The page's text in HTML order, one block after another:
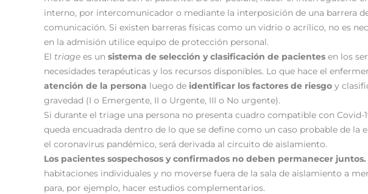
interno, por intercomunicador o mediante la interposición de una barrera
comunicación. Si existen barreras físicas como un vidrio o acrílico, no es
en la admisión utilice equipo de protección personal.
El triage es un sistema de selección y clasificación de pacientes en los
necesidades terapéuticas y los recursos disponibles. Lo que hace el
atención de la persona luego de identificar los factores de riesgo y
gravedad (I o Emergente, II o Urgente, III o No urgente).
Si durante el triage una persona no presenta cuadro compatible con Covid-
queda encuadrada dentro de lo que se define como un caso probable de la
el coronavirus pandémico, será derivada al circuito de aislamiento.
Los pacientes sospechosos y confirmados no deben permanecer juntos.
habitaciones individuales y no moverse fuera de la sala de aislamiento a
para, por ejemplo, hacer estudios complementarios.